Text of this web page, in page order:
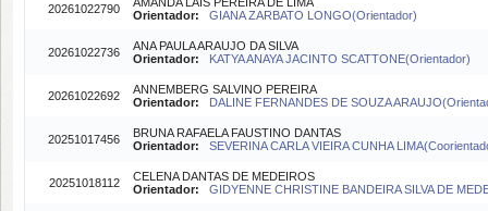
20261022790
Orientador:
GIANA ZARBATO LONGO(Orientador)
20261022736
ANA PAULA ARAUJO DA SILVA
Orientador:
KATYA ANAYA JACINTO SCATTONE(Orientador)
20261022692
ANNEMBERG SALVINO PEREIRA
Orientador:
DALINE FERNANDES DE SOUZA
20251017456
BRUNA RAFAELA FAUSTINO DANTAS
Orientador:
SEVERINA CARLA VIEIRA CUNHA
20251018112
CELENA DANTAS DE MEDEIROS
Orientador:
GIDYENNE CHRISTINE BANDEIRA SILVA DE